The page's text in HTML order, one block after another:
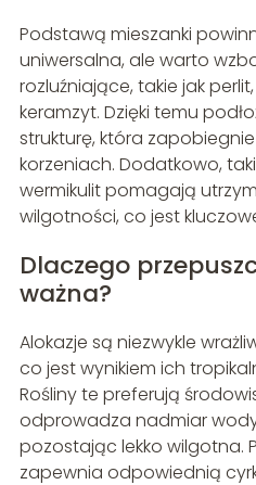
Podstawą mieszanki
uniwersalna, ale warto
rozluźniające, takie jak
keramzyt. Dzięki temu
strukturę, która
korzeniach. Dodatkowo,
wermikulit pomagają
wilgotności, co jest
Dlaczego
ważna?
Alokazje są niezwykle
co jest wynikiem ich
Rośliny te preferują
odprowadza nadmiar
pozostając lekko wilgotna.
zapewnia odpowiednią